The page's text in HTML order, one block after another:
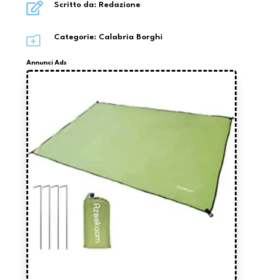
 Scritto da: Redazione
o Categorie: Calabria Borghi
Annunci Ads